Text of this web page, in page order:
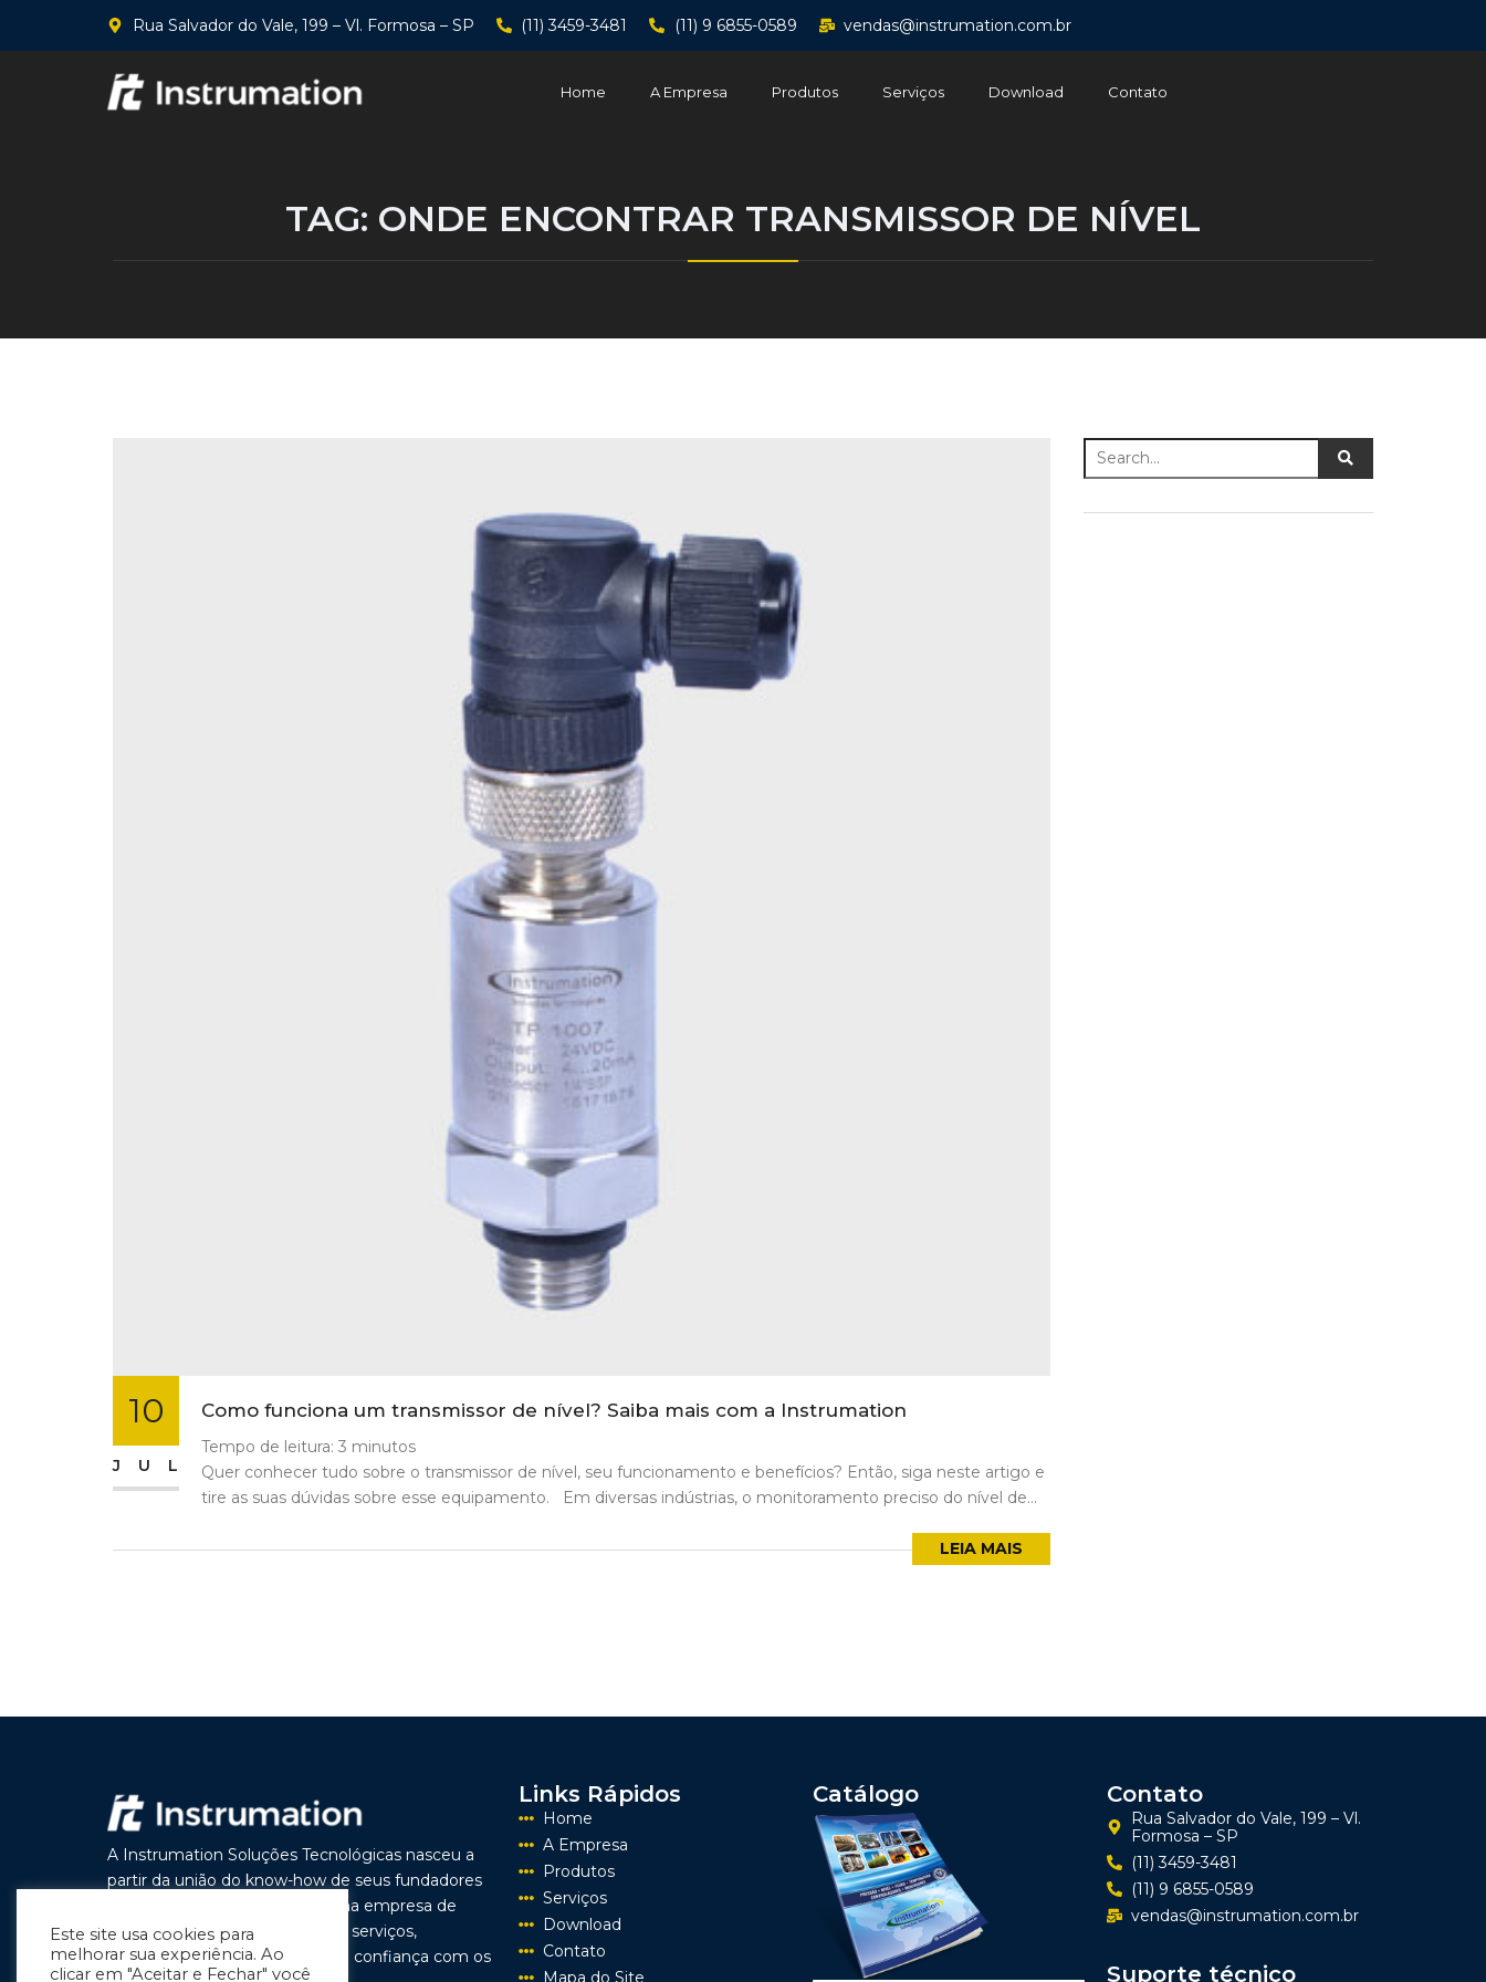
Rua Salvador do Vale, 199 – Vl. Formosa – SP (11) 3459-3481 (11) 9 6855-0589 vendas@instrumation.com.br
Home A Empresa Produtos Serviços Download Contato
TAG: ONDE ENCONTRAR TRANSMISSOR DE NÍVEL
10
JUL
Como funciona um transmissor de nível? Saiba mais com a Instrumation
Tempo de leitura: 3 minutos
Quer conhecer tudo sobre o transmissor de nível, seu funcionamento e benefícios? Então, siga neste artigo e
tire as suas dúvidas sobre esse equipamento. Em diversas indústrias, o monitoramento preciso do nível de...
LEIA MAIS
A Instrumation Soluções Tecnológicas nasceu a
partir da união do know-how de seus fundadores
com o objetivo de construir uma empresa de
vanguarda por seus produtos e serviços,
buscando a cada dia melhorar a confiança com os
Links Rápidos
Home
A Empresa
Produtos
Serviços
Download
Contato
Mapa do Site
Catálogo Contato
Rua Salvador do Vale, 199 – Vl.
Formosa – SP
(11) 3459-3481
(11) 9 6855-0589
vendas@instrumation.com.br
Suporte técnico
Este site usa cookies para
melhorar sua experiência. Ao
clicar em "Aceitar e Fechar" você